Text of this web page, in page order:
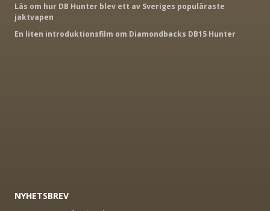
Läs om hur DB Hunter blev ett av Sveriges populäraste
jaktvapen
En liten introduktionsfilm om Diamondbacks DB15 Hunter
NYHETSBREV